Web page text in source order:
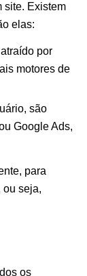
site. Existem
elas:
por
motores de
são
Google Ads,
para
ou seja,
os